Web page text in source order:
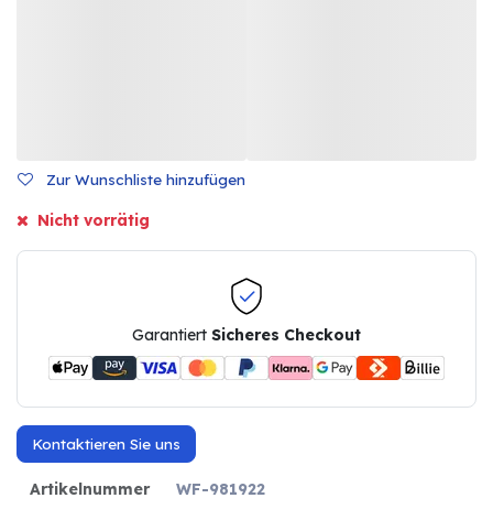
Zur Wunschliste hinzufügen
Nicht vorrätig
Garantiert Sicheres Checkout
Kontaktieren Sie uns
Artikelnummer
WF-981922